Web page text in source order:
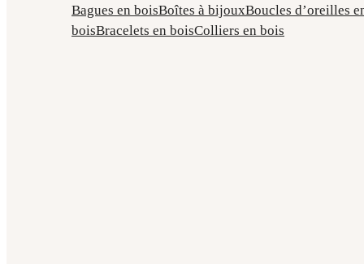
Bagues en boisBoîtes à bijouxBoucles d’oreilles
boisBracelets en boisColliers en bois